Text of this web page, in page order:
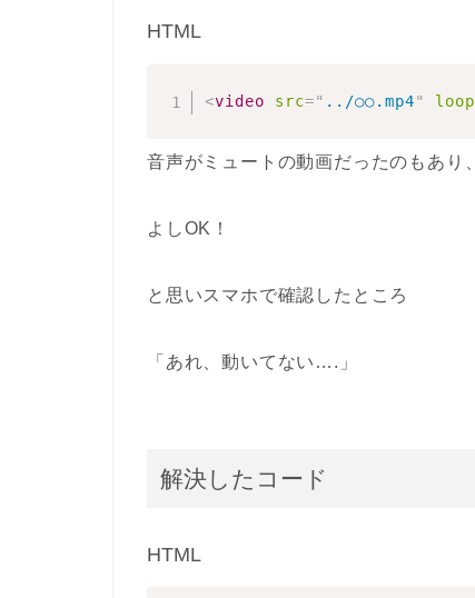
HTML
<video src=" ../○○.mp4" loop
音声がミュートの動画だったのもあり、
よしOK！
と思いスマホで確認したところ
「あれ、動いてない….」
解決したコード
HTML